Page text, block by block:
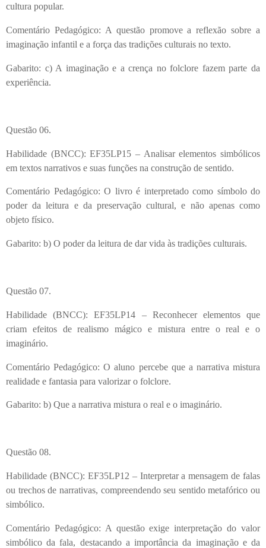
cultura popular.
Comentário Pedagógico: A questão promove a reflexão sobre a
imaginação infantil e a força das tradições culturais no texto.
Gabarito: c) A imaginação e a crença no folclore fazem parte da
experiência.
Questão 06.
Habilidade (BNCC): EF35LP15 – Analisar elementos simbólicos
em textos narrativos e suas funções na construção de sentido.
Comentário Pedagógico: O livro é interpretado como símbolo do
poder da leitura e da preservação cultural, e não apenas como
objeto físico.
Gabarito: b) O poder da leitura de dar vida às tradições culturais.
Questão 07.
Habilidade (BNCC): EF35LP14 – Reconhecer elementos que
criam efeitos de realismo mágico e mistura entre o real e o
imaginário.
Comentário Pedagógico: O aluno percebe que a narrativa mistura
realidade e fantasia para valorizar o folclore.
Gabarito: b) Que a narrativa mistura o real e o imaginário.
Questão 08.
Habilidade (BNCC): EF35LP12 – Interpretar a mensagem de falas
ou trechos de narrativas, compreendendo seu sentido metafórico ou
simbólico.
Comentário Pedagógico: A questão exige interpretação do valor
simbólico da fala, destacando a importância da imaginação e da